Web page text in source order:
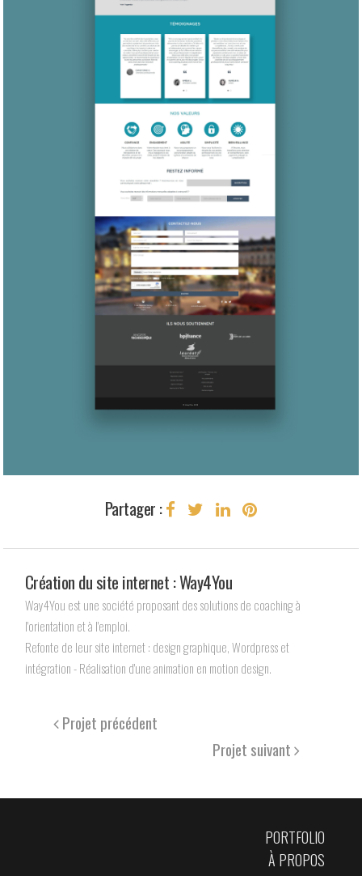
Partager :
Création du site internet : Way4You
Way4You est une société proposant des solutions de coaching à
l'orientation et à l'emploi.
Refonte de leur site internet : design graphique, Wordpress et
intégration - Réalisation d'une animation en motion design.
Projet précédent
Projet suivant
PORTFOLIO
À PROPOS